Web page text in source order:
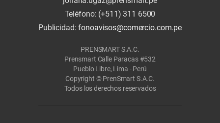
Teléfono: (+511) 311 6500
Publicidad:fonoavisos@comercio.com.pe
PRENSMART S.A.C.
Prensmart Calle Paracas #532
Pueblo Libre, Lima - Perú
Copyright © PrenSmart S.A.C.
Todos los derechos reservados